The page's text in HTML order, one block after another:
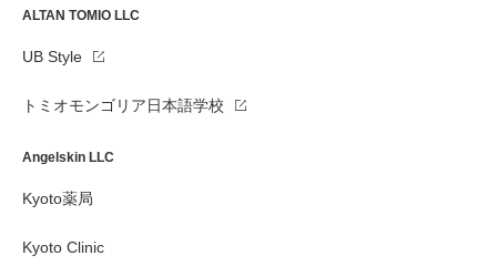
ALTAN TOMIO LLC
UB Style
トミオモンゴリア日本語学校
Angelskin LLC
Kyoto薬局
Kyoto Clinic